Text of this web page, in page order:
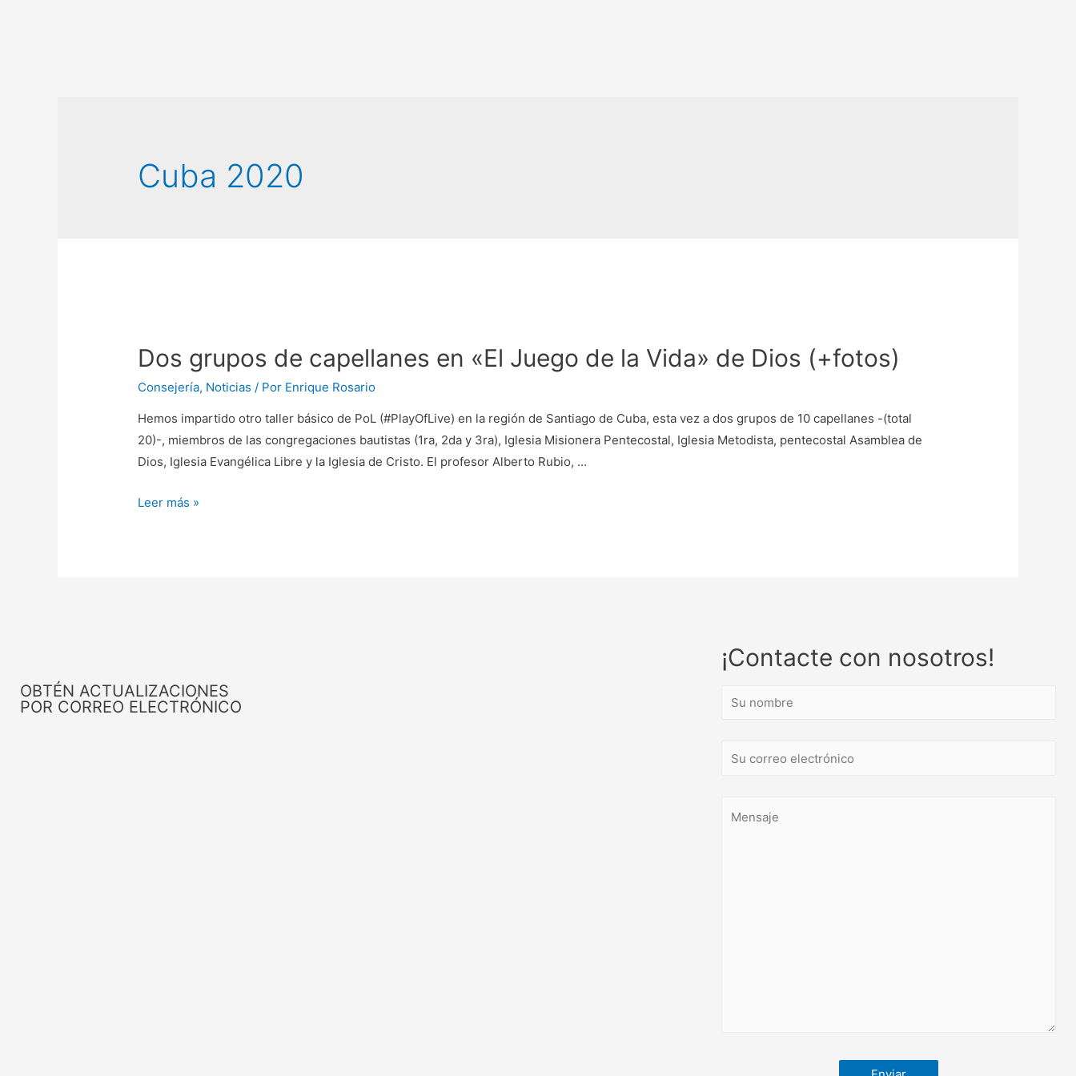
Cuba 2020
Dos grupos de capellanes en «El Juego de la Vida» de Dios (+fotos)
Consejería, Noticias / Por Enrique Rosario
Hemos impartido otro taller básico de PoL (#PlayOfLive) en la región de Santiago de Cuba, esta vez a dos grupos de 10 capellanes -(total
20)-, miembros de las congregaciones bautistas (1ra, 2da y 3ra), Iglesia Misionera Pentecostal, Iglesia Metodista, pentecostal Asamblea de
Dios, Iglesia Evangélica Libre y la Iglesia de Cristo. El profesor Alberto Rubio, …
Leer más »
OBTÉN ACTUALIZACIONES
POR CORREO ELECTRÓNICO
¡Contacte con nosotros!